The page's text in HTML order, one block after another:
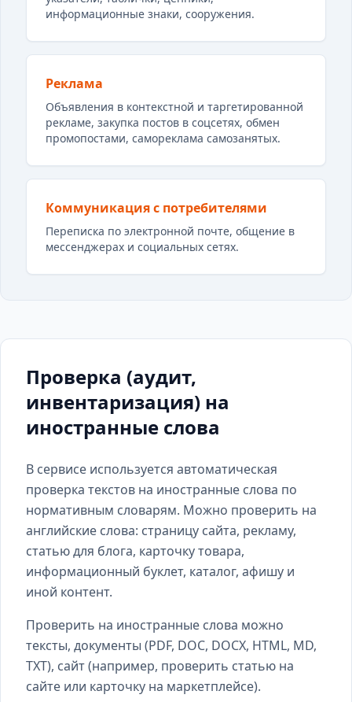
информационные знаки, сооружения.
Реклама
Объявления в контекстной и таргетированной
рекламе, закупка постов в соцсетях, обмен
промопостами, самореклама самозанятых.
Коммуникация с потребителями
Переписка по электронной почте, общение в
мессенджерах и социальных сетях.
Проверка (аудит,
инвентаризация) на
иностранные слова
В сервисе используется автоматическая
проверка текстов на иностранные слова по
нормативным словарям. Можно проверить на
английские слова: страницу сайта, рекламу,
статью для блога, карточку товара,
информационный буклет, каталог, афишу и
иной контент.
Проверить на иностранные слова можно
тексты, документы (PDF, DOC, DOCX, HTML, MD,
TXT), сайт (например, проверить статью на
сайте или карточку на маркетплейсе).